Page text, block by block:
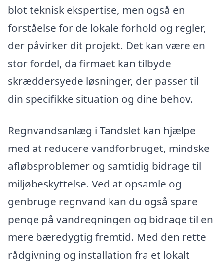
blot teknisk ekspertise, men også en
forståelse for de lokale forhold og regler,
der påvirker dit projekt. Det kan være en
stor fordel, da firmaet kan tilbyde
skræddersyede løsninger, der passer til
din specifikke situation og dine behov.
Regnvandsanlæg i Tandslet kan hjælpe
med at reducere vandforbruget, mindske
afløbsproblemer og samtidig bidrage til
miljøbeskyttelse. Ved at opsamle og
genbruge regnvand kan du også spare
penge på vandregningen og bidrage til en
mere bæredygtig fremtid. Med den rette
rådgivning og installation fra et lokalt